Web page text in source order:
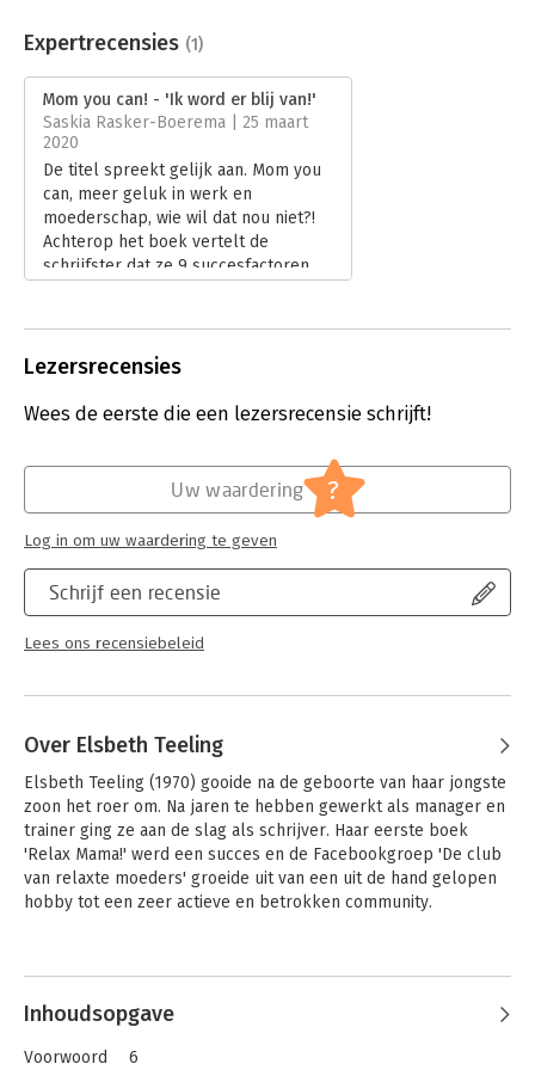
Uitgever:
Business Contact
Verschijningsdatum:
12-2-2020
Hoofdrubriek: Psychologie,Werk en loopbaan
Expertrecensies (1)
Mom you can! - 'Ik word er blij van!'
Saskia Rasker-Boerema | 25 maart
2020
De titel spreekt gelijk aan. Mom you
can, meer geluk in werk en
moederschap, wie wil dat nou niet?!
Achterop het boek vertelt de
schrijfster dat ze 9 succesfactoren
nieuwsgierigheid.
Lezersrecensies
Wees de eerste die een lezersrecensie schrijft!
Schrijf een recensie
Lees ons recensiebeleid
Uw waardering ?
Log in om uw waardering te geven
Over Elsbeth Teeling
Elsbeth Teeling (1970) gooide na de geboorte van haar jongste
zoon het roer om. Na jaren te hebben gewerkt als manager en
trainer ging ze aan de slag als schrijver. Haar eerste boek
'Relax Mama!' werd een succes en de Facebookgroep 'De club
van relaxte moeders' groeide uit van een uit de hand gelopen
hobby tot een zeer actieve en betrokken community.
behang tot over je oren', 'Relax Mama in de keuken' en 'Die
Andere boeken door Elsbeth Teeling
Inhoudsopgave
Voorwoord 6